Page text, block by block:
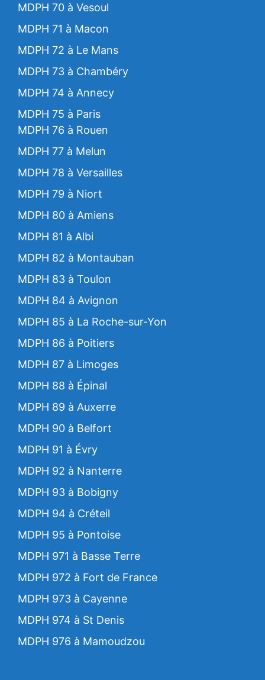
MDPH 70 à Vesoul
MDPH 71 à Macon
MDPH 72 à Le Mans
MDPH 73 à Chambéry
MDPH 74 à Annecy
MDPH 75 à Paris
MDPH 76 à Rouen
MDPH 77 à Melun
MDPH 78 à Versailles
MDPH 79 à Niort
MDPH 80 à Amiens
MDPH 81 à Albi
MDPH 82 à Montauban
MDPH 83 à Toulon
MDPH 84 à Avignon
MDPH 85 à La Roche-sur-Yon
MDPH 86 à Poitiers
MDPH 87 à Limoges
MDPH 88 à Épinal
MDPH 89 à Auxerre
MDPH 90 à Belfort
MDPH 91 à Évry
MDPH 92 à Nanterre
MDPH 93 à Bobigny
MDPH 94 à Créteil
MDPH 95 à Pontoise
MDPH 971 à Basse Terre
MDPH 972 à Fort de France
MDPH 973 à Cayenne
MDPH 974 à St Denis
MDPH 976 à Mamoudzou